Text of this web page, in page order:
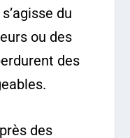
du
ou des
des
des